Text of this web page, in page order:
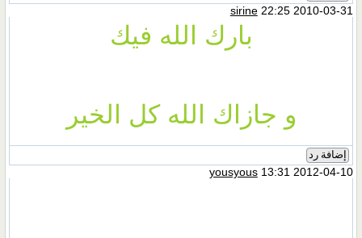
sirine22:25 2010-03-31
بارك الله فيك
و جازاك الله كل الخير
إضافة رد
yousyous13:31 2012-04-10